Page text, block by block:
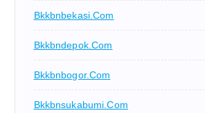
Bkkbnbekasi.com
Bkkbndepok.com
Bkkbnbogor.com
Bkkbnsukabumi.com